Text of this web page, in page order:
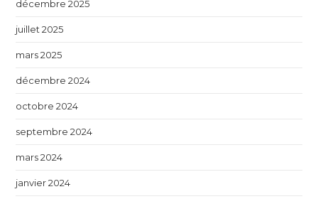
décembre 2025
juillet 2025
mars 2025
décembre 2024
octobre 2024
septembre 2024
mars 2024
janvier 2024